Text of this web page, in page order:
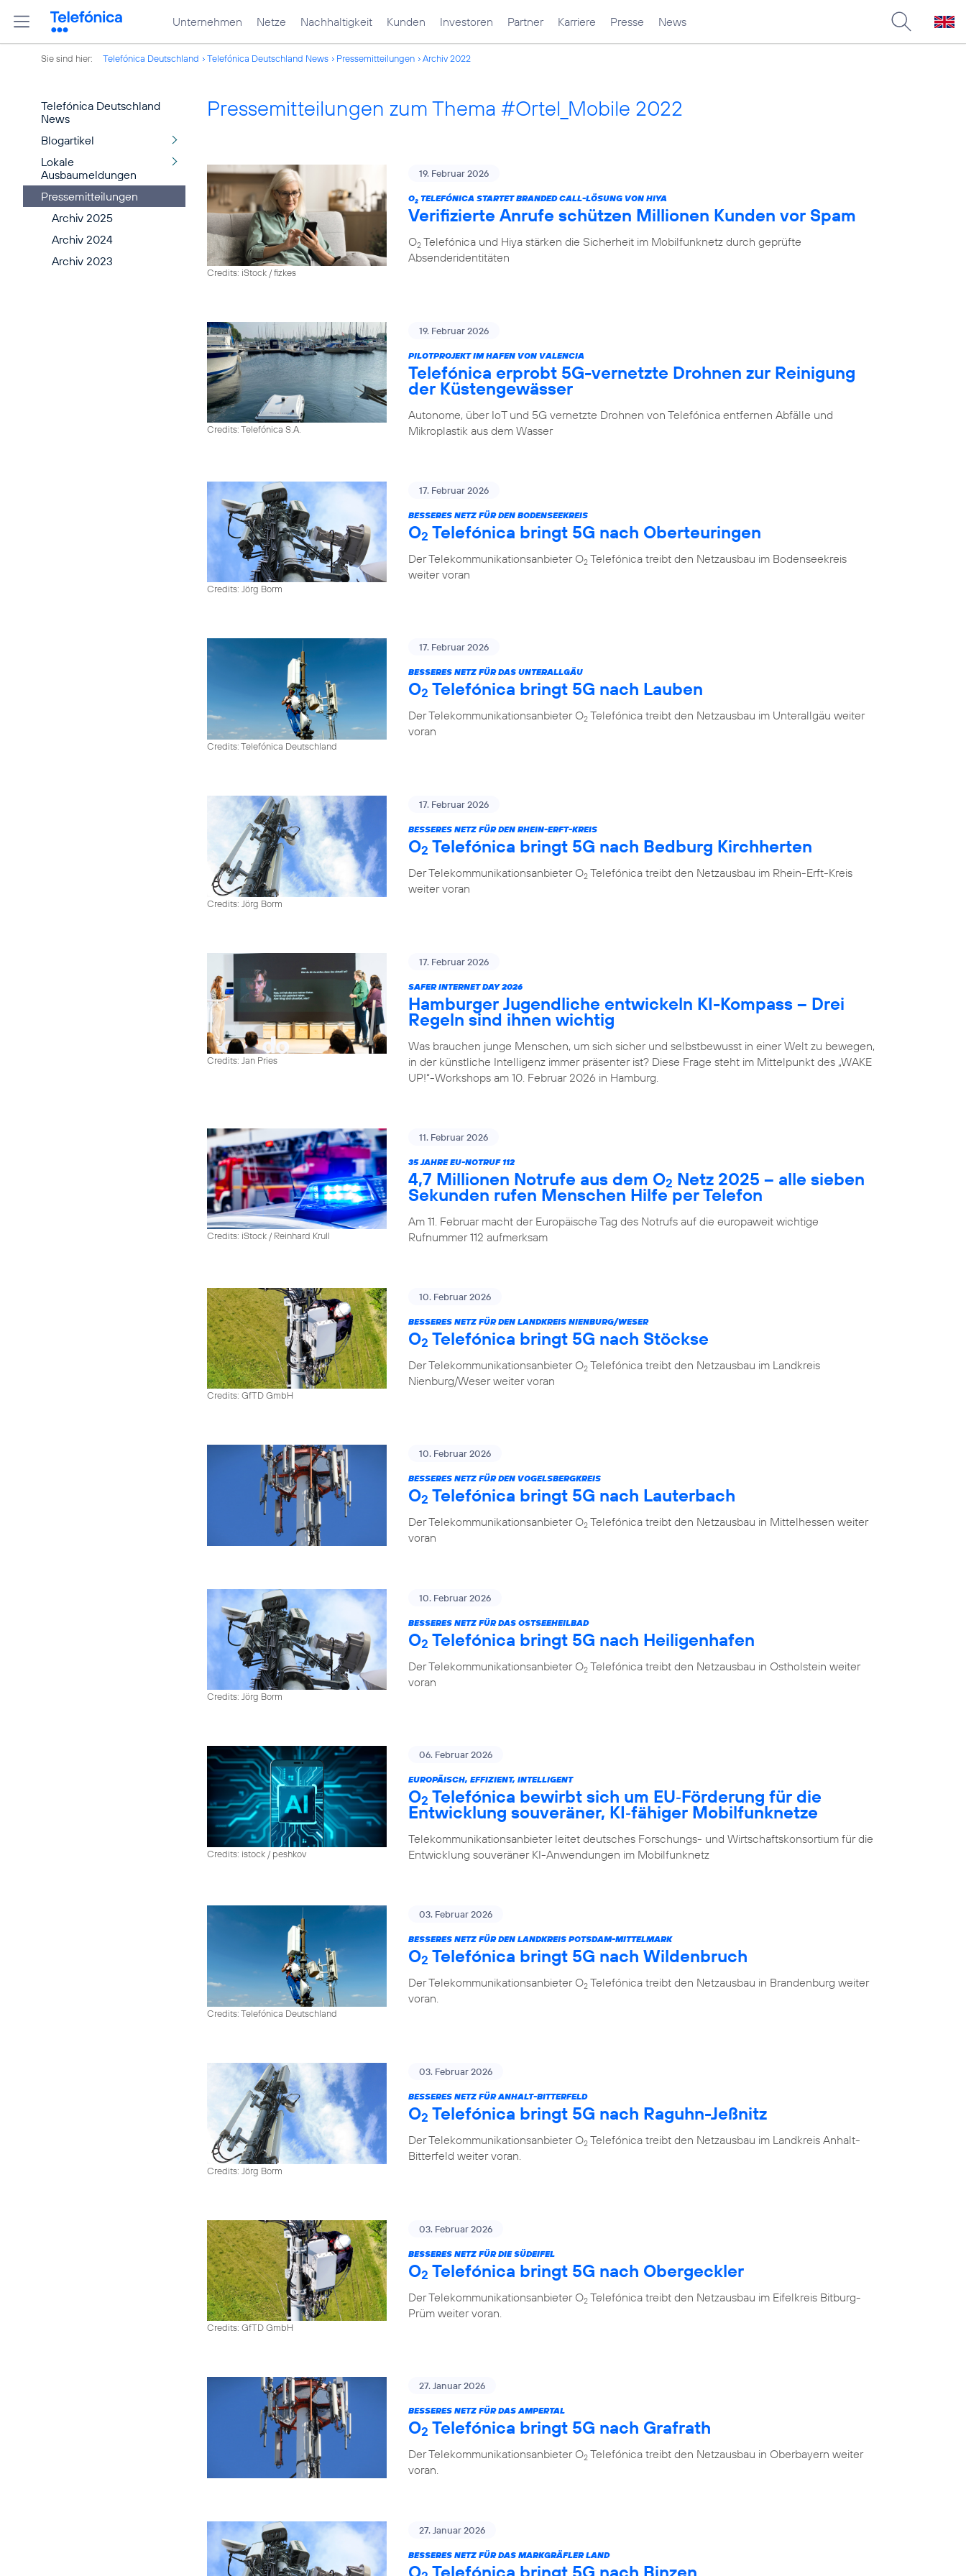
Unternehmen Netze Nachhaltigkeit Kunden Investoren Partner Karriere Presse News
Sie sind hier: Telefónica Deutschland Telefónica Deutschland News Pressemitteilungen Archiv 2022
Telefónica Deutschland
News
Blogartikel
Lokale
Ausbaumeldungen
Pressemitteilungen
Archiv 2025
Archiv 2024
Archiv 2023
Pressemitteilungen zum Thema #Ortel_Mobile 2022
Credits: iStock / fizkes
19. Februar 2026
O2 TELEFÓNICA STARTET BRANDED CALL-LÖSUNG VON HIYA
Verifizierte Anrufe schützen Millionen Kunden vor Spam
O2 Telefónica und Hiya stärken die Sicherheit im Mobilfunknetz durch geprüfte
Absenderidentitäten
Credits: Telefónica S.A.
19. Februar 2026
PILOTPROJEKT IM HAFEN VON VALENCIA
Telefónica erprobt 5G-vernetzte Drohnen zur Reinigung
der Küstengewässer
Autonome, über IoT und 5G vernetzte Drohnen von Telefónica entfernen Abfälle und
Mikroplastik aus dem Wasser
Credits: Jörg Borm
17. Februar 2026
BESSERES NETZ FÜR DEN BODENSEEKREIS
O2 Telefónica bringt 5G nach Oberteuringen
Der Telekommunikationsanbieter O2 Telefónica treibt den Netzausbau im Bodenseekreis
weiter voran
Credits: Telefónica Deutschland
17. Februar 2026
BESSERES NETZ FÜR DAS UNTERALLGÄU
O2 Telefónica bringt 5G nach Lauben
Der Telekommunikationsanbieter O2 Telefónica treibt den Netzausbau im Unterallgäu weiter
voran
Credits: Jörg Borm
17. Februar 2026
BESSERES NETZ FÜR DEN RHEIN-ERFT-KREIS
O2 Telefónica bringt 5G nach Bedburg Kirchherten
Der Telekommunikationsanbieter O2 Telefónica treibt den Netzausbau im Rhein-Erft-Kreis
weiter voran
Credits: Jan Pries
17. Februar 2026
SAFER INTERNET DAY 2026
Hamburger Jugendliche entwickeln KI-Kompass – Drei
Regeln sind ihnen wichtig
Was brauchen junge Menschen, um sich sicher und selbstbewusst in einer Welt zu bewegen,
in der künstliche Intelligenz immer präsenter ist? Diese Frage steht im Mittelpunkt des „WAKE
UP!“-Workshops am 10. Februar 2026 in Hamburg.
Credits: iStock / Reinhard Krull
11. Februar 2026
35 JAHRE EU-NOTRUF 112
4,7 Millionen Notrufe aus dem O2 Netz 2025 – alle sieben
Sekunden rufen Menschen Hilfe per Telefon
Am 11. Februar macht der Europäische Tag des Notrufs auf die europaweit wichtige
Rufnummer 112 aufmerksam
Credits: GfTD GmbH
10. Februar 2026
BESSERES NETZ FÜR DEN LANDKREIS NIENBURG/WESER
O2 Telefónica bringt 5G nach Stöckse
Der Telekommunikationsanbieter O2 Telefónica treibt den Netzausbau im Landkreis
Nienburg/Weser weiter voran
10. Februar 2026
BESSERES NETZ FÜR DEN VOGELSBERGKREIS
O2 Telefónica bringt 5G nach Lauterbach
Der Telekommunikationsanbieter O2 Telefónica treibt den Netzausbau in Mittelhessen weiter
voran
Credits: Jörg Borm
10. Februar 2026
BESSERES NETZ FÜR DAS OSTSEEHEILBAD
O2 Telefónica bringt 5G nach Heiligenhafen
Der Telekommunikationsanbieter O2 Telefónica treibt den Netzausbau in Ostholstein weiter
voran
Credits: istock / peshkov
06. Februar 2026
EUROPÄISCH, EFFIZIENT, INTELLIGENT
O2 Telefónica bewirbt sich um EU‑Förderung für die
Entwicklung souveräner, KI‑fähiger Mobilfunknetze
Telekommunikationsanbieter leitet deutsches Forschungs- und Wirtschaftskonsortium für die
Entwicklung souveräner KI-Anwendungen im Mobilfunknetz
Credits: Telefónica Deutschland
03. Februar 2026
BESSERES NETZ FÜR DEN LANDKREIS POTSDAM-MITTELMARK
O2 Telefónica bringt 5G nach Wildenbruch
Der Telekommunikationsanbieter O2 Telefónica treibt den Netzausbau in Brandenburg weiter
voran.
Credits: Jörg Borm
03. Februar 2026
BESSERES NETZ FÜR ANHALT-BITTERFELD
O2 Telefónica bringt 5G nach Raguhn-Jeßnitz
Der Telekommunikationsanbieter O2 Telefónica treibt den Netzausbau im Landkreis Anhalt-
Bitterfeld weiter voran.
Credits: GfTD GmbH
03. Februar 2026
BESSERES NETZ FÜR DIE SÜDEIFEL
O2 Telefónica bringt 5G nach Obergeckler
Der Telekommunikationsanbieter O2 Telefónica treibt den Netzausbau im Eifelkreis Bitburg-
Prüm weiter voran.
27. Januar 2026
BESSERES NETZ FÜR DAS AMPERTAL
O2 Telefónica bringt 5G nach Grafrath
Der Telekommunikationsanbieter O2 Telefónica treibt den Netzausbau in Oberbayern weiter
voran.
27. Januar 2026
BESSERES NETZ FÜR DAS MARKGRÄFLER LAND
O Telefónica bringt 5G nach Binzen